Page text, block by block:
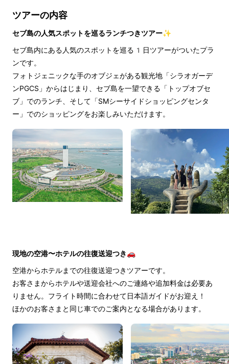
ツアーの内容
セブ島の人気スポットを巡るランチつきツアー✨
セブ島内にある人気のスポットを巡る1日ツアーがついたプラ
ンです。
フォトジェニックな手のオブジェがある観光地「シラオガーデ
ンPGCS」からはじまり、セブ島を一望できる「トップオブセ
ブ」でのランチ、そして「SMシーサイドショッピングセンタ
ー」でのショッピングをお楽しみいただけます。
現地の空港〜ホテルの往復送迎つき🚗
空港からホテルまでの往復送迎つきツアーです。
お客さまからホテルや送迎会社へのご連絡や追加料金は必要あ
りません。フライト時間に合わせて日本語ガイドがお迎え！
ほかのお客さまと同じ車でのご案内となる場合があります。